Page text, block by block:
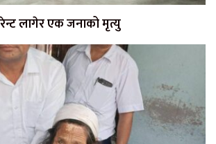
लागेर एक जनाको मृत्यु